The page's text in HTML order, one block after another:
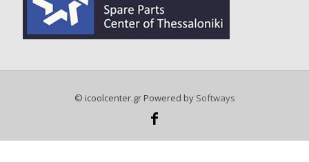
© icoolcenter.gr Powered by Softways